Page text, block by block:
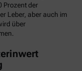
Prozent der
Leber, aber auch im
über